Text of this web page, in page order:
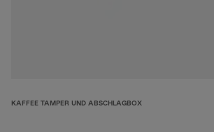
KAFFEE TAMPER UND ABSCHLAGBOX